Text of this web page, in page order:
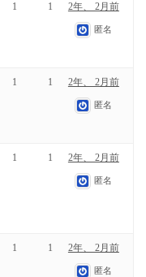
1 1 2年、 2月前
匿名
1 1 2年、 2月前
匿名
1 1 2年、 2月前
匿名
1 1 2年、 2月前
匿名